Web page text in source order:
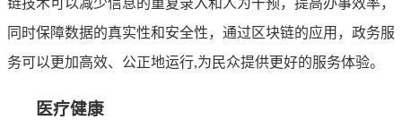
链技术可以减少信息的重复录入和人为干预，提高办事效率，
同时保障数据的真实性和安全性，通过区块链的应用，政务服
务可以更加高效、公正地运行,为民众提供更好的服务体验。
医疗健康